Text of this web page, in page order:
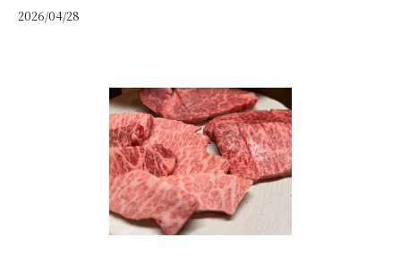
2026/04/28